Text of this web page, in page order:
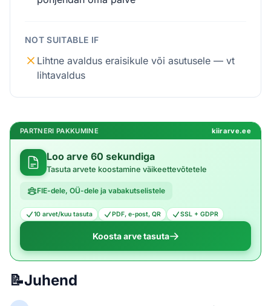
NOT SUITABLE IF
Lihtne avaldus eraisikule või asutusele — vt
lihtavaldus
PARTNERI PAKKUMINE kiirarve.ee
Loo arve 60 sekundiga
Tasuta arvete koostamine väikeettevõtetele
FIE-dele, OÜ-dele ja vabakutselistele
10 arvet/kuu tasuta PDF, e-post, QR SSL + GDPR
Koosta arve tasuta
📝Juhend